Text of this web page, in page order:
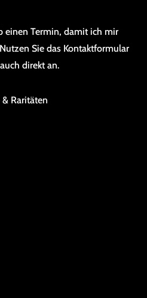
einen Termin, damit ich mir
Sie das Kontaktformular
direkt an.
Raritäten